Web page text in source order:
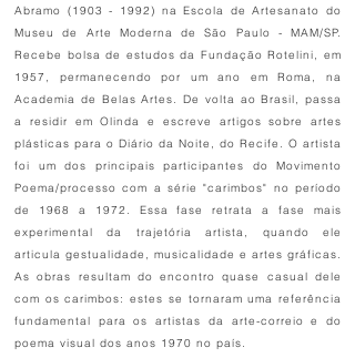
Abramo (1903 - 1992) na Escola de Artesanato do
Museu de Arte Moderna de São Paulo - MAM/SP.
Recebe bolsa de estudos da Fundação Rotelini, em
1957, permanecendo por um ano em Roma, na
Academia de Belas Artes. De volta ao Brasil, passa
a residir em Olinda e escreve artigos sobre artes
plásticas para o Diário da Noite, do Recife. O artista
foi um dos principais participantes do Movimento
Poema/processo com a série "carimbos" no período
de 1968 a 1972. Essa fase retrata a fase mais
experimental da trajetória artista, quando ele
articula gestualidade, musicalidade e artes gráficas.
As obras resultam do encontro quase casual dele
com os carimbos: estes se tornaram uma referência
fundamental para os artistas da arte-correio e do
poema visual dos anos 1970 no país.